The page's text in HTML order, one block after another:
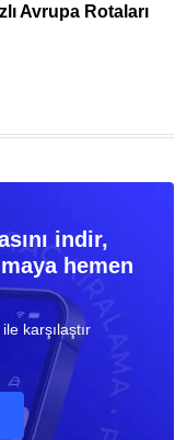
Avrupa Rotaları
indir,
hemen
karşılaştır